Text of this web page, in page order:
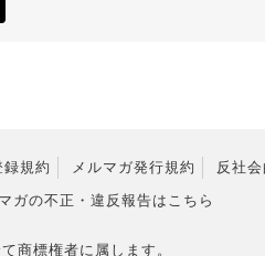
規約 メルマガ発行規約
反社
ガの不正・違反報告はこちら
商標権者に属します。